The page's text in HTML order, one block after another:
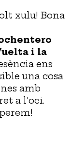
xulu! Bona
i la
ens
una cosa
amb
a l'oci.